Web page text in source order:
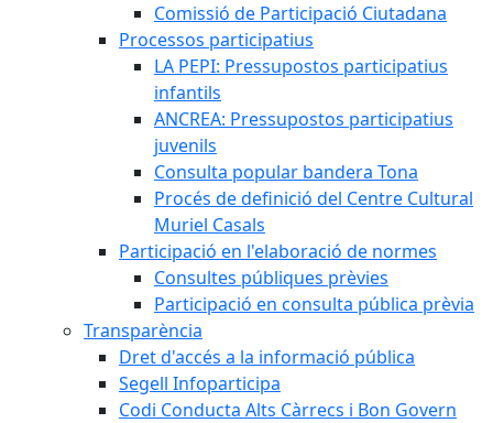
Comissió de Participació Ciutadana
Processos participatius
LA PEPI: Pressupostos participatius
infantils
ANCREA: Pressupostos participatius
juvenils
Consulta popular bandera Tona
Procés de definició del Centre Cultural
Muriel Casals
Participació en l'elaboració de normes
Consultes públiques prèvies
Participació en consulta pública prèvia
Transparència
Dret d'accés a la informació pública
Segell Infoparticipa
Codi Conducta Alts Càrrecs i Bon Govern